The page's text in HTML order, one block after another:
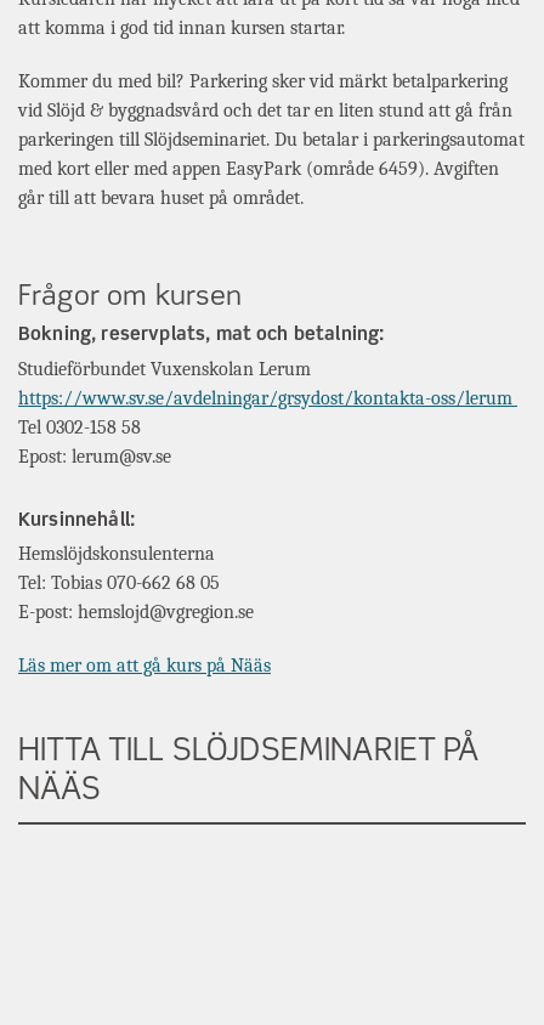
att komma i god tid innan kursen startar.
Kommer du med bil? Parkering sker vid märkt betalparkering
vid Slöjd & byggnadsvård och det tar en liten stund att gå från
parkeringen till Slöjdseminariet. Du betalar i parkeringsautomat
med kort eller med appen EasyPark (område 6459). Avgiften
går till att bevara huset på området.
Frågor om kursen
Bokning, reservplats, mat och betalning:
Studieförbundet Vuxenskolan Lerum
https://www.sv.se/avdelningar/grsydost/kontakta-oss/lerum
Tel 0302-158 58
Epost: lerum@sv.se
Kursinnehåll:
Hemslöjdskonsulenterna
Tel: Tobias 070-662 68 05
E-post: hemslojd@vgregion.se
Läs mer om att gå kurs på Nääs
HITTA TILL SLÖJDSEMINARIET PÅ
NÄÄS